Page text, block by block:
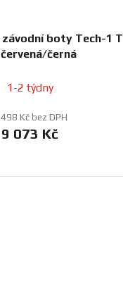
boty Tech-1 T
černá
1-2 týdny
Kč bez DPH
9 073 Kč